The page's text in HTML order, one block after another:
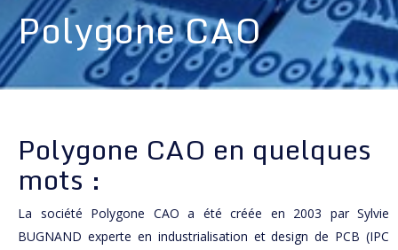
Polygone CAO
Polygone CAO en quelques
mots :
La société Polygone CAO a été créée en 2003 par Sylvie
BUGNAND experte en industrialisation et design de PCB (IPC